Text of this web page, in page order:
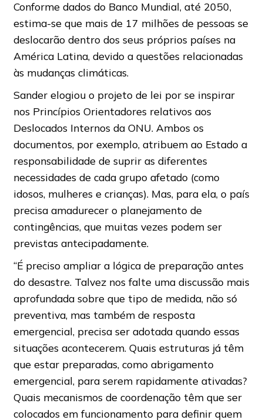
Conforme dados do Banco Mundial, até 2050,
estima-se que mais de 17 milhões de pessoas se
deslocarão dentro dos seus próprios países na
América Latina, devido a questões relacionadas
às mudanças climáticas.
Sander elogiou o projeto de lei por se inspirar
nos Princípios Orientadores relativos aos
Deslocados Internos da ONU. Ambos os
documentos, por exemplo, atribuem ao Estado a
responsabilidade de suprir as diferentes
necessidades de cada grupo afetado (como
idosos, mulheres e crianças). Mas, para ela, o país
precisa amadurecer o planejamento de
contingências, que muitas vezes podem ser
previstas antecipadamente.
“É preciso ampliar a lógica de preparação antes
do desastre. Talvez nos falte uma discussão mais
aprofundada sobre que tipo de medida, não só
preventiva, mas também de resposta
emergencial, precisa ser adotada quando essas
situações acontecerem. Quais estruturas já têm
que estar preparadas, como abrigamento
emergencial, para serem rapidamente ativadas?
Quais mecanismos de coordenação têm que ser
colocados em funcionamento para definir quem